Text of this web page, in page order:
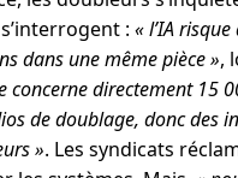
: « l’IA
dans une même pièce »,
concerne directement 15
de doublage, donc des
». Les syndicats